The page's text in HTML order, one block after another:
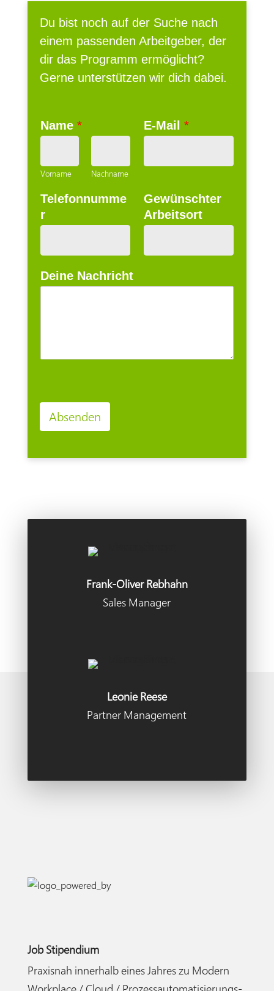
Du bist noch auf der Suche nach
einem passenden Arbeitgeber, der
dir das Programm ermöglicht?
Gerne unterstützen wir dich dabei.
Name *
Vorname Nachname
E-Mail *
Telefonnumme
r
Gewünschter
Arbeitsort
Deine Nachricht
Absenden
Frank-Oliver Rebhahn
Sales Manager
Leonie Reese
Partner Management
Job Stipendium
Praxisnah innerhalb eines Jahres zu Modern